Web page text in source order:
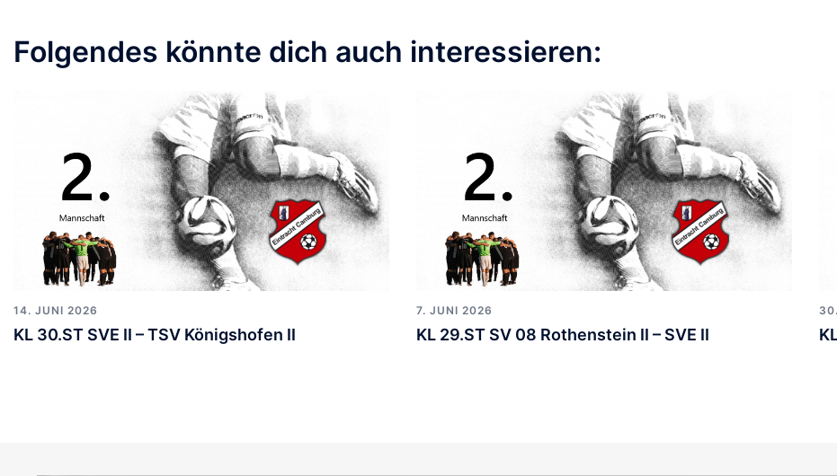
Folgendes könnte dich auch interessieren:
14. JUNI 2026
KL 30.ST SVE II – TSV Königshofen II
7. JUNI 2026
KL 29.ST SV 08 Rothenstein II – SVE II